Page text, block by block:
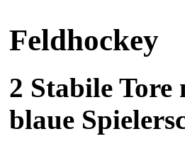
Feldhockey
2 Stabile Tore
blaue